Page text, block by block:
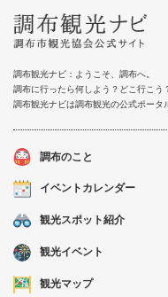
調布観光ナビ：ようこそ、調布へ。
調布に行ったら何しよう？どこ行こう
調布観光ナビは調布観光の公式ポータ
調布のこと
イベントカレンダー
観光スポット紹介
観光イベント
観光マップ